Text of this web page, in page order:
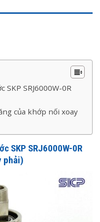
SRJ6000W-0R
của khớp nối xoay
SKP SRJ6000W-0R
phải)